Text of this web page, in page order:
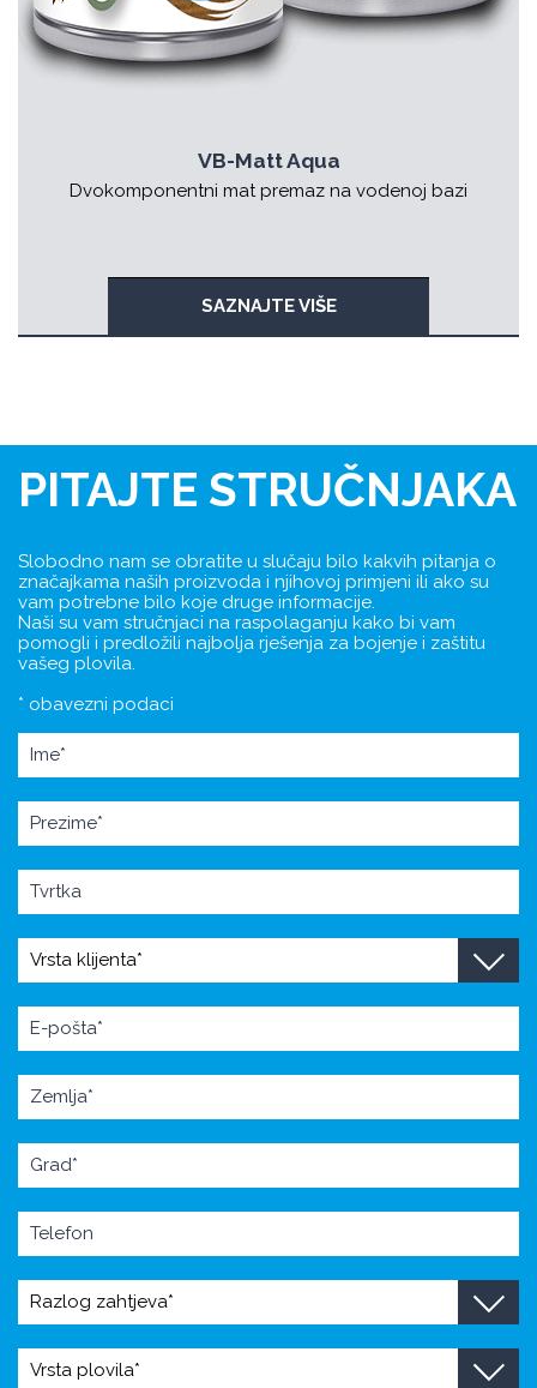
VB-Matt Aqua
Dvokomponentni mat premaz na vodenoj bazi
SAZNAJTE VIŠE
PITAJTE STRUČNJAKA
Slobodno nam se obratite u slučaju bilo kakvih pitanja o
značajkama naših proizvoda i njihovoj primjeni ili ako su
vam potrebne bilo koje druge informacije.
Naši su vam stručnjaci na raspolaganju kako bi vam
pomogli i predložili najbolja rješenja za bojenje i zaštitu
vašeg plovila.
* obavezni podaci